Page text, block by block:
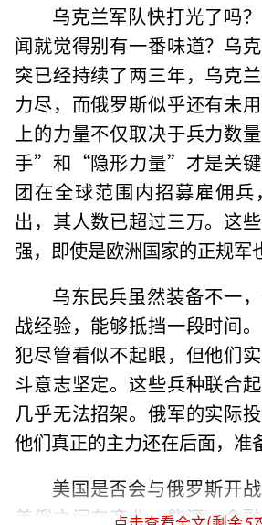
乌克兰军队快打光了吗
闻就觉得别有一番味道？乌
突已经持续了两三年，乌克
力尽，而俄罗斯似乎还有未
上的力量不仅取决于兵力数
手”和“隐形力量”才是关键
团在全球范围内招募雇佣
出，其人数已超过三万。这
强，即使是欧洲国家的正规军
乌东民兵虽然装备不一
战经验，能够抵挡一段时间
犯尽管看似不起眼，但他们
斗意志坚定。这些兵种联合
几乎无法招架。俄军的实际
他们真正的主力还在后面，准
美国是否会与俄罗斯开
美俄之间在商业、能源、金